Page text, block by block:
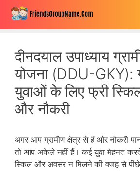
Skip
content
दीनदयाल उपाध्याय
योजना (DDU-GKY):
युवाओं के लिए फ्री
और नौकरी
अगर आप ग्रामीण क्षेत्र से हैं और नौकरी
तो आप अकेले नहीं हैं। कई युवा मेहनत
स्किल और अवसर न मिलने की वजह से